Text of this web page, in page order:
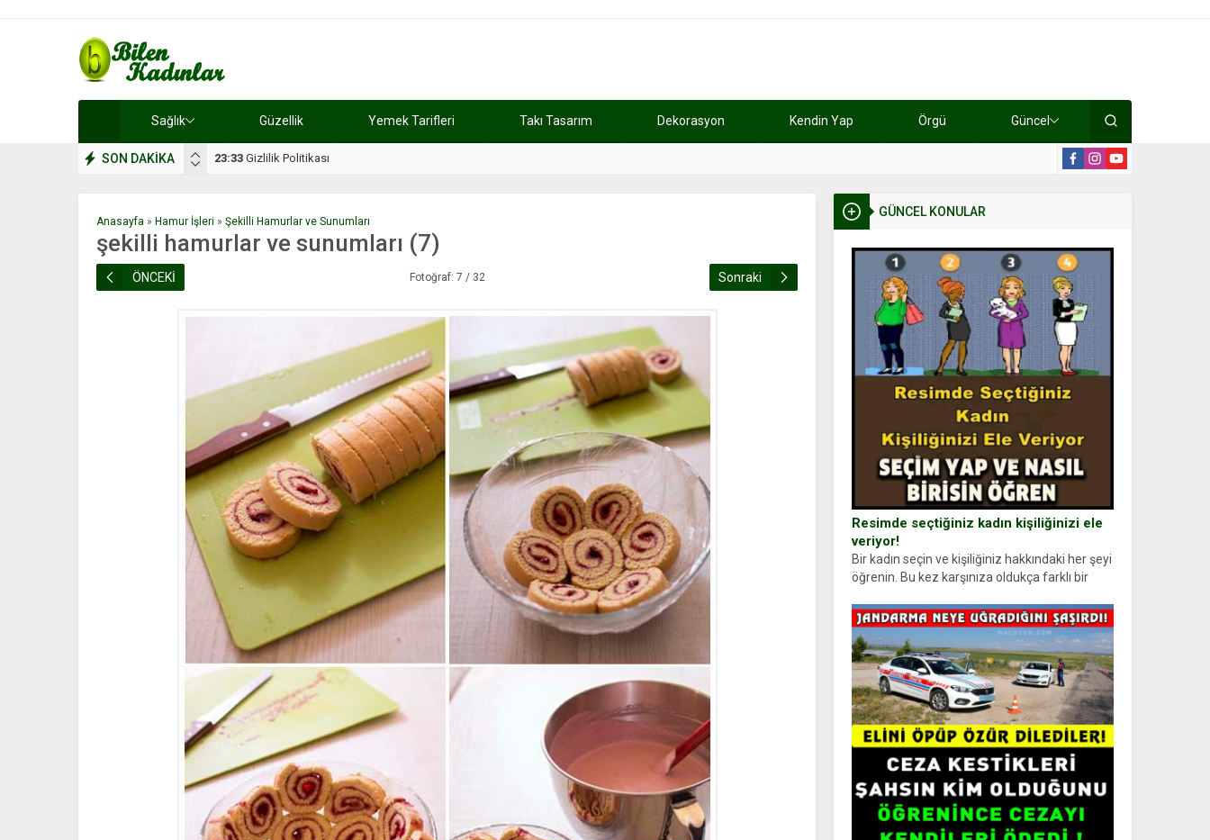
Sağlık Güzellik Yemek Tarifleri Takı Tasarım Dekorasyon Kendin Yap Örgü Güncel
SON DAKİKA 17:08 Dilan, düğününe 5 gün kala hayatını kaybetti
GÜNCEL KONULAR
Resimde seçtiğiniz kadın kişiliğinizi ele
veriyor!
Bir kadın seçin ve kişiliğiniz hakkındaki her şeyi
öğrenin. Bu kez karşınıza oldukça farklı bir
kadın figürlerinden dikkatinizi en...
Anasayfa » Hamur İşleri » Şekilli Hamurlar ve Sunumları
şekilli hamurlar ve sunumları (7)
ÖNCEKİ Fotoğraf: 7 / 32 Sonraki